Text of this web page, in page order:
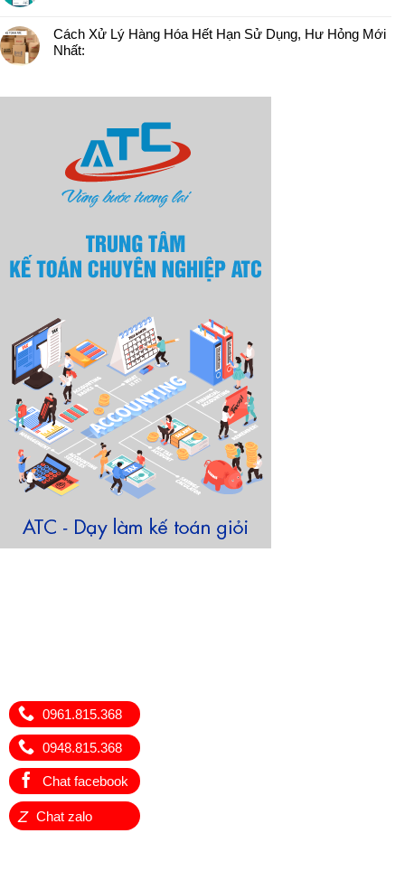
0961.815.368
0948.815.368
Chat facebook
Z Chat zalo
Cách Xử Lý Hàng Hóa Hết Hạn Sử Dụng, Hư Hỏng Mới
Nhất: